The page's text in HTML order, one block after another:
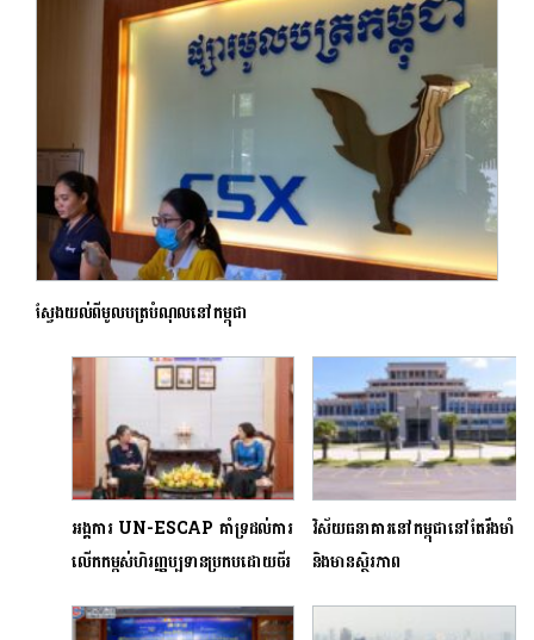
ស្វែងយល់ពីមូលបត្របំណុលនៅកម្ពុជា
អង្គការ UN-ESCAP គាំទ្រដល់ការ
លើកកម្ពស់ហិរញ្ញប្បទានប្រកបដោយចីរ
វិស័យធនាគារនៅកម្ពុជានៅតែរឹងមាំ
និងមានស្ថិរភាព